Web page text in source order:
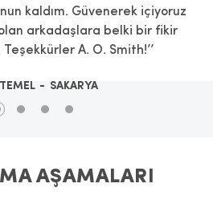
kaldım. Güvenerek içiyoruz
arkadaşlara belki bir fikir
A. O. Smith!’’
SAKARYA
AŞAMALARI